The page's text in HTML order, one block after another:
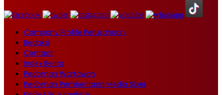
Company Profile Perusahaan
Redaksi
Contact
Index Berita
Pedoman Wartawan
Pedoman Pemberitaan Media Siber